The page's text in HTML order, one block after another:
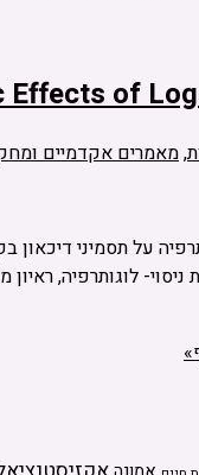
Effects of
,מאמרים אקדמיים
ראיון מוטיבציוני,